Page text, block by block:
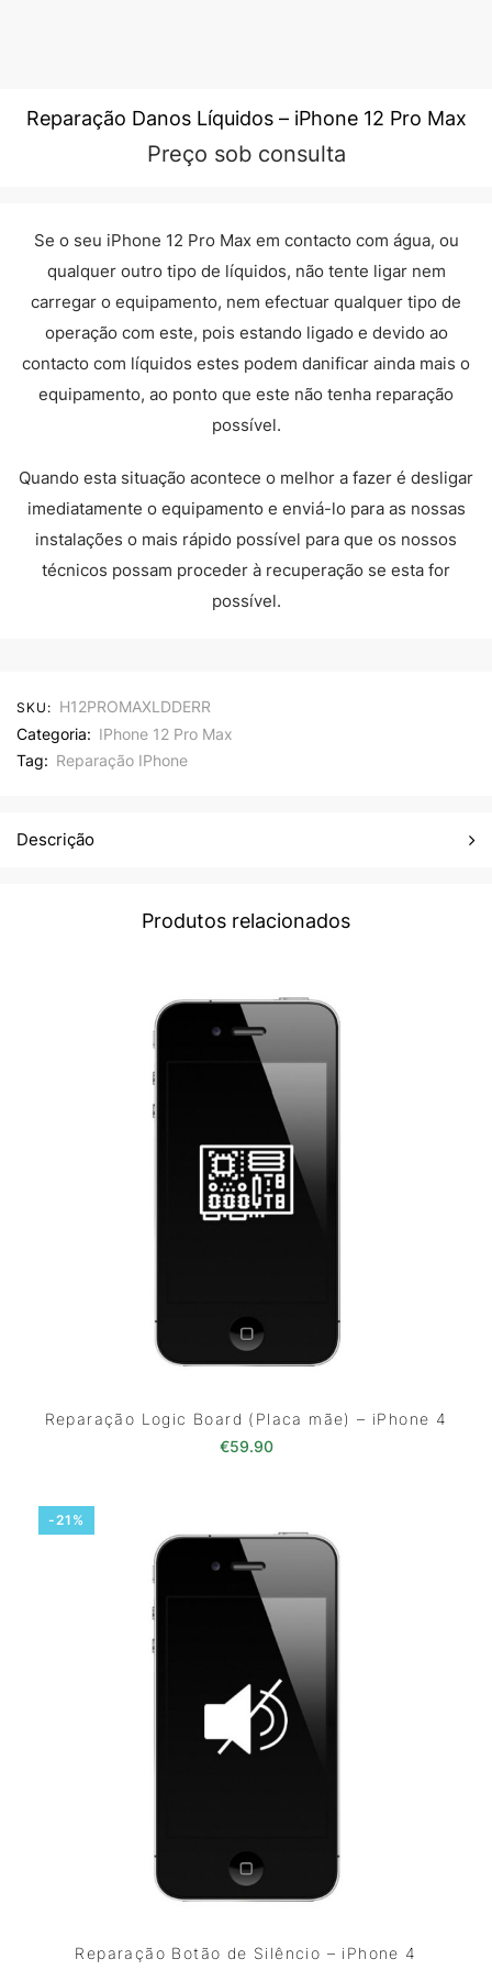
Reparação Danos Líquidos – iPhone 12 Pro Max
Preço sob consulta
Se o seu iPhone 12 Pro Max em contacto com água, ou
qualquer outro tipo de líquidos, não tente ligar nem
carregar o equipamento, nem efectuar qualquer tipo de
operação com este, pois estando ligado e devido ao
contacto com líquidos estes podem danificar ainda mais o
equipamento, ao ponto que este não tenha reparação
possível.
Quando esta situação acontece o melhor a fazer é desligar
imediatamente o equipamento e enviá-lo para as nossas
instalações o mais rápido possível para que os nossos
técnicos possam proceder à recuperação se esta for
possível.
SKU: H12PROMAXLDDERR
Categoria: IPhone 12 Pro Max
Tag: Reparação IPhone
Descrição
Produtos relacionados
Reparação Logic Board (Placa mãe) – iPhone 4
€59.90
-21%
Reparação Botão de Silêncio – iPhone 4